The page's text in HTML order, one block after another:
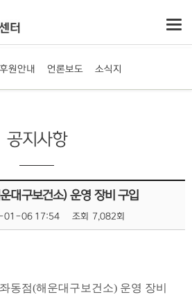
후원안내 언론보도 소식지
공지사항
대구보건소) 운영 장비 구입
01-06 17:54 조회 7,082회
동점(해운대구보건소) 운영 장비